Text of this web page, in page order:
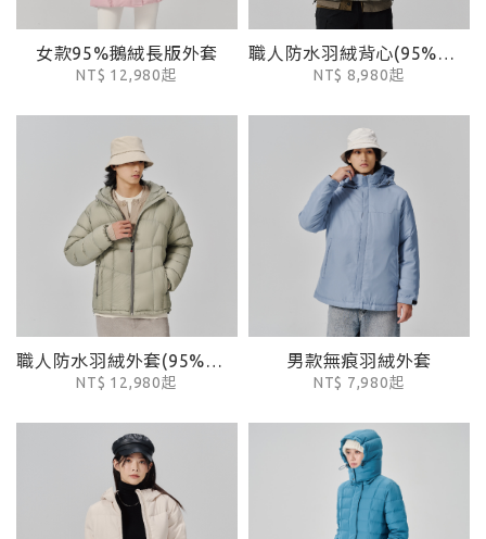
女款95%鵝絨長版外套
NT$ 12,980起
職人防水羽絨背心(95%防水鵝絨)
NT$ 8,980起
職人防水羽絨外套(95%防水鵝絨)
NT$ 12,980起
男款無痕羽絨外套
NT$ 7,980起